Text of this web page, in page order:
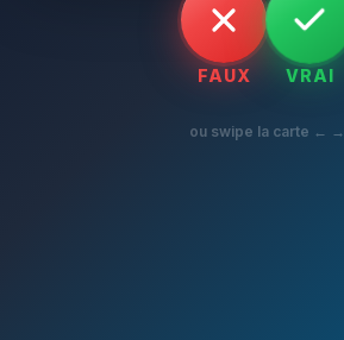
FAUX VRAI
ou swipe la carte ← →